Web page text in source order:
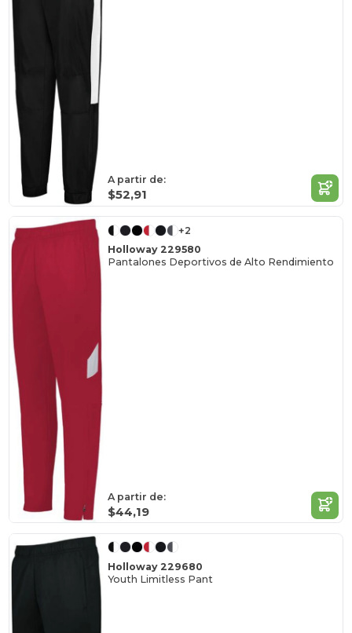
A partir de:
$52,91
+2
Holloway 229580
Pantalones Deportivos de Alto Rendimiento
A partir de:
$44,19
Holloway 229680
Youth Limitless Pant